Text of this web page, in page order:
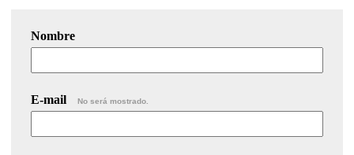
Nombre
E-mail No será mostrado.